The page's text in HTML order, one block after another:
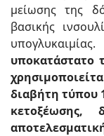
μείωσης της
βασικής
υπογλυκαιμίας.
υποκατάστατο
διαβήτη τύπου
κετοξέωσης,